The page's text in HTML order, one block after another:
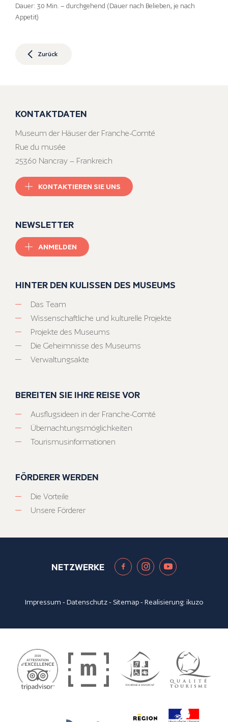
Dauer: 30 Min. – durchgehend (Dauer nach Belieben, je nach
Appetit)
Zurück
KONTAKTDATEN
Museum der Häuser der Franche-Comté
Rue du musée
25360 Nancray – Frankreich
KONTAKTIEREN SIE UNS
NEWSLETTER
ANMELDEN
HINTER DEN KULISSEN DES MUSEUMS
Das Team
Wissenschaftliche und kulturelle Projekte
Projekte des Museums
Die Geheimnisse des Museums
Verwaltungsakte
BEREITEN SIE IHRE REISE VOR
Ausflugsideen in der Franche-Comté
Übernachtungsmöglichkeiten
Tourismusinformationen
FÖRDERER WERDEN
Die Vorteile
Unsere Förderer
NETZWERKE
Impressum -Datenschutz- Sitemap- Realisierung:ikuzo